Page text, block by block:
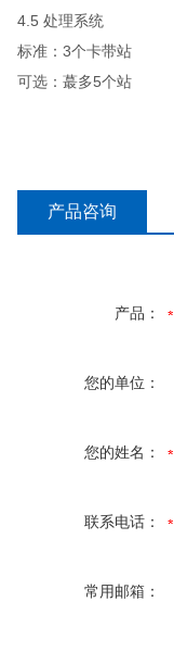
4.5 处理系统
标准：3个卡带站
可选：蕞多5个站
产品咨询
产品：
您的单位：
您的姓名：
联系电话：
常用邮箱：